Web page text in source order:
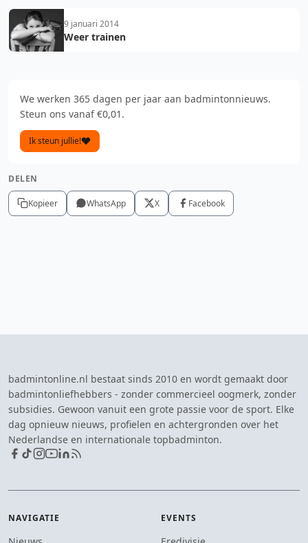
9 januari 2014
Weer trainen
We werken 365 dagen per jaar aan badmintonnieuws.
Steun ons vanaf €0,01.
Ik steun jullie!
DELEN
Kopieer WhatsApp X Facebook
badmintonline.nl bestaat sinds 2010 en wordt gemaakt door
badmintonliefhebbers - zonder commercieel oogmerk, zonder
subsidies. Gewoon vanuit een grote passie voor de sport. Elke
dag opnieuw nieuws, profielen en achtergronden over het
Nederlandse en internationale topbadminton.
NAVIGATIE EVENTS